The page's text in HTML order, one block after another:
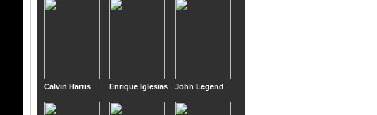
Calvin Harris Enrique Iglesias John Legend